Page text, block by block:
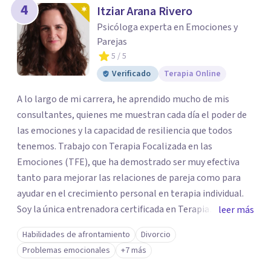
4 Itziar Arana Rivero
Psicóloga experta en Emociones y
Parejas
5 / 5
Verificado
Terapia Online
A lo largo de mi carrera, he aprendido mucho de mis
consultantes, quienes me muestran cada día el poder de
las emociones y la capacidad de resiliencia que todos
tenemos. Trabajo con Terapia Focalizada en las
Emociones (TFE), que ha demostrado ser muy efectiva
tanto para mejorar las relaciones de pareja como para
ayudar en el crecimiento personal en terapia individual.
Soy la única entrenadora certificada en Terapia
Focalizada en las Emociones (TFE) en España, además de
supervisora y terapeuta certificada. La TFE ha
demostrado una mejora significativa en las relaciones,
leer más
Habilidades de afrontamiento
Divorcio
Problemas emocionales
+7 más